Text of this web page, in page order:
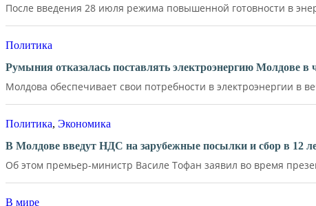
После введения 28 июля режима повышенной готовности в
Политика
Румыния отказалась поставлять электроэнергию Молдове в
Молдова обеспечивает свои потребности в электроэнергии в
Политика, Экономика
В Молдове введут НДС на зарубежные посылки и сбор в 12
Об этом премьер-министр Василе Тофан заявил во время
В мире